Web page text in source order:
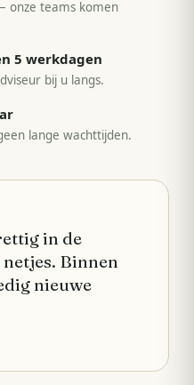
onze teams komen
5 werkdagen
bij u langs.
lange wachttijden.
in de
Binnen
nieuwe